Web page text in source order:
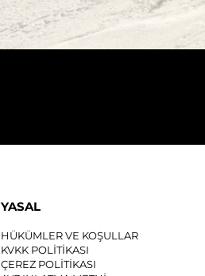
YASAL
HÜKÜMLER VE KOŞULLAR
KVKK POLİTİKASI
ÇEREZ POLİTİKASI